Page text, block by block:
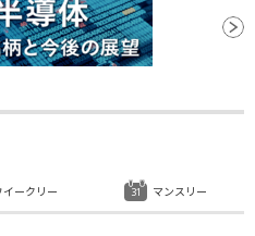
イークリー マンスリー